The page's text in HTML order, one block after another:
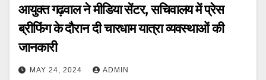
आयुक्त गढ़वाल ने मीडिया सेंटर, सचिवालय में प्रेस
ब्रीफिंग के दौरान दी चारधाम यात्रा व्यवस्थाओं की
जानकारी
MAY 24, 2024 ADMIN